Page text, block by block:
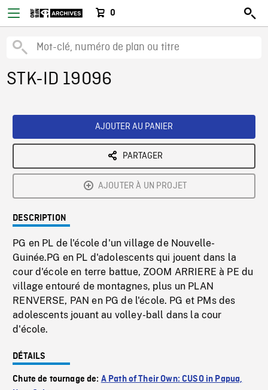
0
STK-ID 19096
AJOUTER AU PANIER
PARTAGER
AJOUTER À UN PROJET
DESCRIPTION
PG en PL de l'école d'un village de Nouvelle-
Guinée.PG en PL d'adolescents qui jouent dans la
cour d'école en terre battue, ZOOM ARRIERE à PE du
village entouré de montagnes, plus un PLAN
RENVERSE, PAN en PG de l'école. PG et PMs des
adolescents jouant au volley-ball dans la cour
d'école.
DÉTAILS
Chute de tournage de: A Path of Their Own: CUSO in Papua,